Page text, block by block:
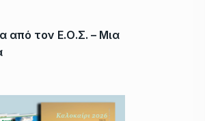
από τον Ε.Ο.Σ. – Μια